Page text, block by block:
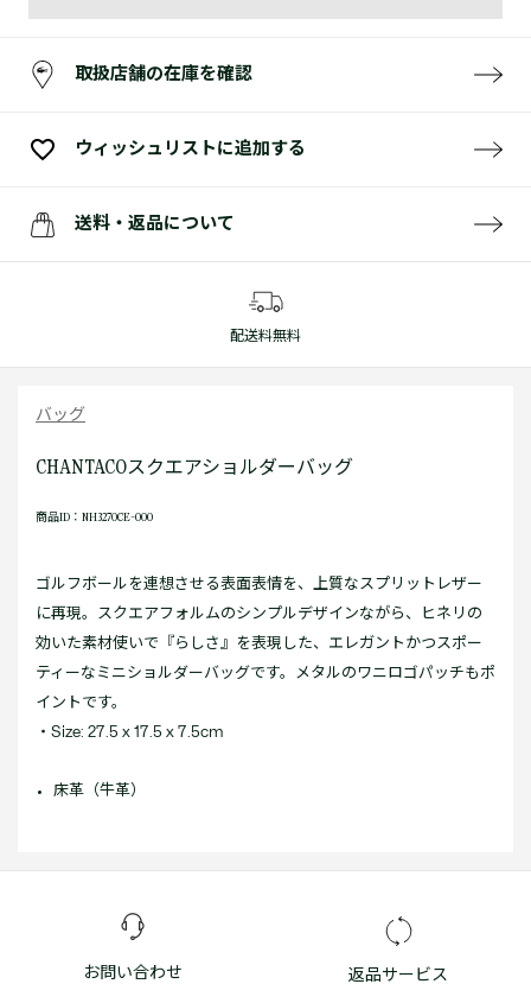
取扱店舗の在庫を確認
ウィッシュリストに追加する
送料・返品について
配送料無料
バッグ
CHANTACOスクエアショルダーバッグ
商品ID：NH3270CE-000
ゴルフボールを連想させる表面表情を、上質なスプリットレザー
に再現。スクエアフォルムのシンプルデザインながら、ヒネリの
効いた素材使いで『らしさ』を表現した、エレガントかつスポー
ティーなミニショルダーバッグです。メタルのワニロゴパッチもポ
イントです。
・Size: 27.5 x 17.5 x 7.5cm
床革（牛革）
お問い合わせ 返品サービス